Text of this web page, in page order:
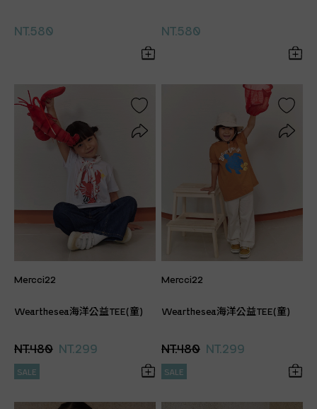
NT.580 NT.580
Mercci22
Wearthesea海洋公益TEE(童)
NT.480 NT.299
SALE
Mercci22
Wearthesea海洋公益TEE(童)
NT.480 NT.299
SALE